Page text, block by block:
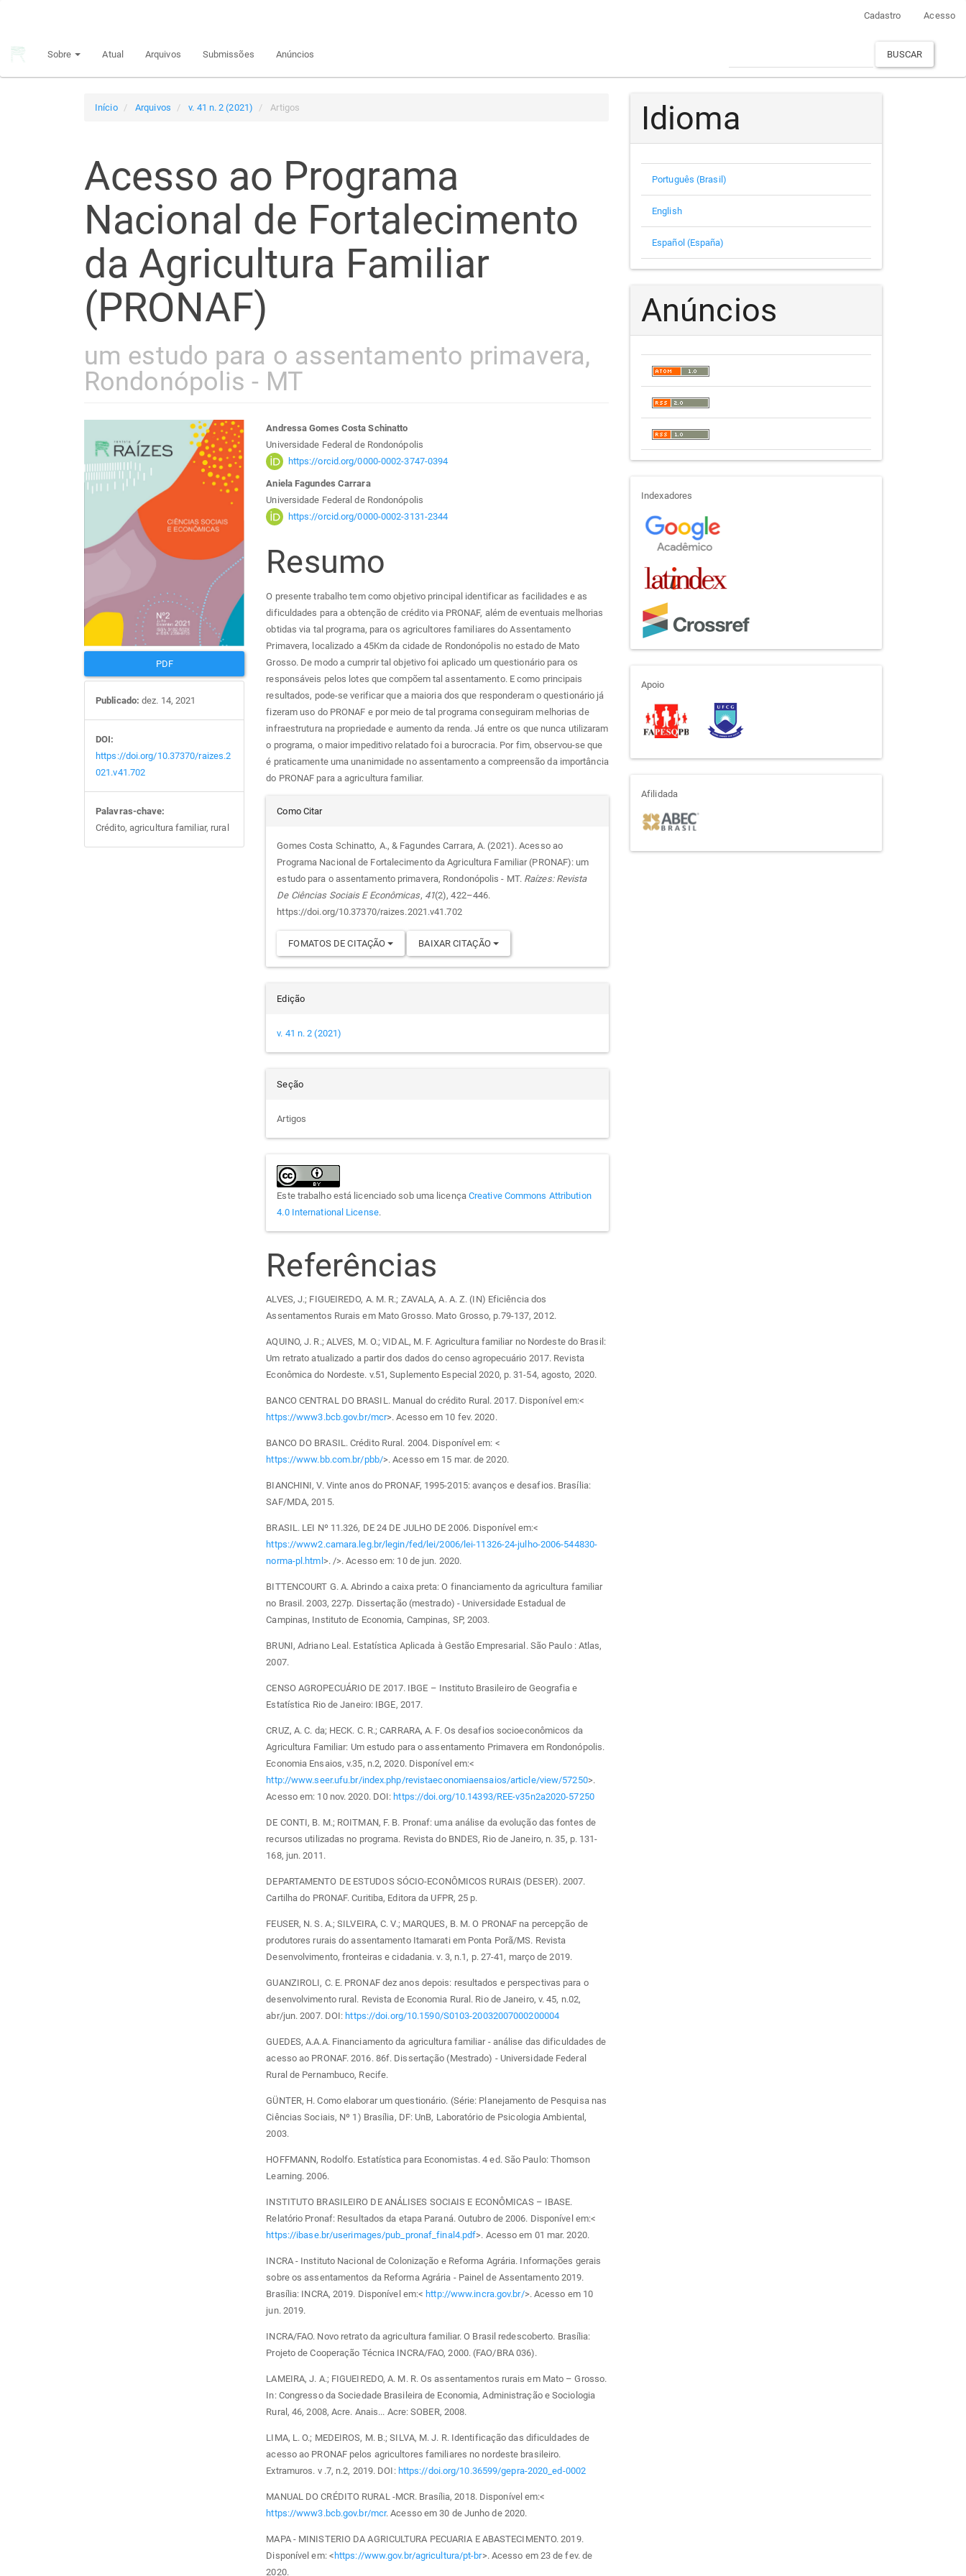
principal
Cadastro Acesso
Sobre Atual Arquivos Submissões Anúncios BUSCAR
Início Arquivos v. 41 n. 2 (2021) Artigos
Acesso ao Programa
Nacional de Fortalecimento
da Agricultura Familiar
(PRONAF)
um estudo para o assentamento primavera,
Rondonópolis - MT
Barra
lateral
de
artigos
PDF
Publicado: dez. 14, 2021
DOI:
https://doi.org/10.37370/raizes.2
021.v41.702
Palavras-chave:
Crédito, agricultura familiar, rural
Conteúdo
do
artigo
principal
Andressa Gomes Costa Schinatto
Universidade Federal de Rondonópolis
https://orcid.org/0000-0002-3747-0394
Aniela Fagundes Carrara
Universidade Federal de Rondonópolis
https://orcid.org/0000-0002-3131-2344
Resumo
O presente trabalho tem como objetivo principal identificar as facilidades e as
dificuldades para a obtenção de crédito via PRONAF, além de eventuais melhorias
obtidas via tal programa, para os agricultores familiares do Assentamento
Primavera, localizado a 45Km da cidade de Rondonópolis no estado de Mato
Grosso. De modo a cumprir tal objetivo foi aplicado um questionário para os
responsáveis pelos lotes que compõem tal assentamento. E como principais
resultados, pode-se verificar que a maioria dos que responderam o questionário já
fizeram uso do PRONAF e por meio de tal programa conseguiram melhorias de
infraestrutura na propriedade e aumento da renda. Já entre os que nunca utilizaram
o programa, o maior impeditivo relatado foi a burocracia. Por fim, observou-se que
é praticamente uma unanimidade no assentamento a compreensão da importância
do PRONAF para a agricultura familiar.
Detalhes
do
artigo
Como Citar
Gomes Costa Schinatto, A., & Fagundes Carrara, A. (2021). Acesso ao
Programa Nacional de Fortalecimento da Agricultura Familiar (PRONAF): um
estudo para o assentamento primavera, Rondonópolis - MT. Raízes: Revista
De Ciências Sociais E Econômicas, 41(2), 422–446.
https://doi.org/10.37370/raizes.2021.v41.702
FOMATOS DE CITAÇÃO BAIXAR CITAÇÃO
Edição
v. 41 n. 2 (2021)
Seção
Artigos
Este trabalho está licenciado sob uma licença Creative Commons Attribution
4.0 International License.
Referências
ALVES, J.; FIGUEIREDO, A. M. R.; ZAVALA, A. A. Z. (IN) Eficiência dos
Assentamentos Rurais em Mato Grosso. Mato Grosso, p.79-137, 2012.
AQUINO, J. R.; ALVES, M. O.; VIDAL, M. F. Agricultura familiar no Nordeste do Brasil:
Um retrato atualizado a partir dos dados do censo agropecuário 2017. Revista
Econômica do Nordeste. v.51, Suplemento Especial 2020, p. 31-54, agosto, 2020.
BANCO CENTRAL DO BRASIL. Manual do crédito Rural. 2017. Disponível em:<
https://www3.bcb.gov.br/mcr>. Acesso em 10 fev. 2020.
BANCO DO BRASIL. Crédito Rural. 2004. Disponível em: <
https://www.bb.com.br/pbb/>. Acesso em 15 mar. de 2020.
BIANCHINI, V. Vinte anos do PRONAF, 1995-2015: avanços e desafios. Brasília:
SAF/MDA, 2015.
BRASIL. LEI Nº 11.326, DE 24 DE JULHO DE 2006. Disponível em:<
https://www2.camara.leg.br/legin/fed/lei/2006/lei-11326-24-julho-2006-544830-
norma-pl.html >. />. Acesso em: 10 de jun. 2020.
BITTENCOURT G. A. Abrindo a caixa preta: O financiamento da agricultura familiar
no Brasil. 2003, 227p. Dissertação (mestrado) - Universidade Estadual de
Campinas, Instituto de Economia, Campinas, SP, 2003.
BRUNI, Adriano Leal. Estatística Aplicada à Gestão Empresarial. São Paulo : Atlas,
2007.
CENSO AGROPECUÁRIO DE 2017. IBGE – Instituto Brasileiro de Geografia e
Estatística Rio de Janeiro: IBGE, 2017.
CRUZ, A. C. da; HECK. C. R.; CARRARA, A. F. Os desafios socioeconômicos da
Agricultura Familiar: Um estudo para o assentamento Primavera em Rondonópolis.
Economia Ensaios, v.35, n.2, 2020. Disponível em:<
http://www.seer.ufu.br/index.php/revistaeconomiaensaios/article/view/57250>.
Acesso em: 10 nov. 2020. DOI: https://doi.org/10.14393/REE-v35n2a2020-57250
DE CONTI, B. M.; ROITMAN, F. B. Pronaf: uma análise da evolução das fontes de
recursos utilizadas no programa. Revista do BNDES, Rio de Janeiro, n. 35, p. 131-
168, jun. 2011.
DEPARTAMENTO DE ESTUDOS SÓCIO-ECONÔMICOS RURAIS (DESER). 2007.
Cartilha do PRONAF. Curitiba, Editora da UFPR, 25 p.
FEUSER, N. S. A.; SILVEIRA, C. V.; MARQUES, B. M. O PRONAF na percepção de
produtores rurais do assentamento Itamarati em Ponta Porã/MS. Revista
Desenvolvimento, fronteiras e cidadania. v. 3, n.1, p. 27-41, março de 2019.
GUANZIROLI, C. E. PRONAF dez anos depois: resultados e perspectivas para o
desenvolvimento rural. Revista de Economia Rural. Rio de Janeiro, v. 45, n.02,
abr/jun. 2007. DOI: https://doi.org/10.1590/S0103-20032007000200004
GUEDES, A.A.A. Financiamento da agricultura familiar - análise das dificuldades de
acesso ao PRONAF. 2016. 86f. Dissertação (Mestrado) - Universidade Federal
Rural de Pernambuco, Recife.
GÜNTER, H. Como elaborar um questionário. (Série: Planejamento de Pesquisa nas
Ciências Sociais, Nº 1) Brasília, DF: UnB, Laboratório de Psicologia Ambiental,
2003.
HOFFMANN, Rodolfo. Estatística para Economistas. 4 ed. São Paulo: Thomson
Learning. 2006.
INSTITUTO BRASILEIRO DE ANÁLISES SOCIAIS E ECONÔMICAS – IBASE.
Relatório Pronaf: Resultados da etapa Paraná. Outubro de 2006. Disponível em:<
https://ibase.br/userimages/pub_pronaf_final4.pdf>. Acesso em 01 mar. 2020.
INCRA - Instituto Nacional de Colonização e Reforma Agrária. Informações gerais
sobre os assentamentos da Reforma Agrária - Painel de Assentamento 2019.
Brasília: INCRA, 2019. Disponível em:< http://www.incra.gov.br/>. Acesso em 10
jun. 2019.
INCRA/FAO. Novo retrato da agricultura familiar. O Brasil redescoberto. Brasília:
Projeto de Cooperação Técnica INCRA/FAO, 2000. (FAO/BRA 036).
LAMEIRA, J. A.; FIGUEIREDO, A. M. R. Os assentamentos rurais em Mato – Grosso.
In: Congresso da Sociedade Brasileira de Economia, Administração e Sociologia
Rural, 46, 2008, Acre. Anais... Acre: SOBER, 2008.
LIMA, L. O.; MEDEIROS, M. B.; SILVA, M. J. R. Identificação das dificuldades de
acesso ao PRONAF pelos agricultores familiares no nordeste brasileiro.
Extramuros. v .7, n.2, 2019. DOI: https://doi.org/10.36599/gepra-2020_ed-0002
MANUAL DO CRÉDITO RURAL -MCR. Brasília, 2018. Disponível em:<
https://www3.bcb.gov.br/mcr. Acesso em 30 de Junho de 2020.
MAPA - MINISTERIO DA AGRICULTURA PECUARIA E ABASTECIMENTO. 2019.
Disponível em: < https://www.gov.br/agricultura/pt-br>. Acesso em 23 de fev. de
2020.
Idioma
Português (Brasil)
English
Español (España)
Anúncios
indexadores
Indexadores
apoio
Apoio
afiliada
Afilidada